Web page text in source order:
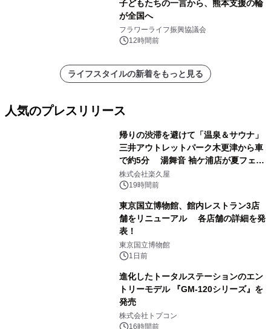
子どもたちの一言から、熊本支援の輪
が全国へ
フラワーライフ振興協議会
12時間前
ライフスタイルの新着をもっと見る
人気のプレスリリース
帰りの渋滞を避けて「温泉＆サウナ」
三井アウトレットパーク木更津から車
で約5分 湯舞音 袖ケ浦店が夏フェア
メニューを提供
株式会社楽久屋
19時間前
東京国立博物館、館内レストラン3店
舗をリニューアル 各店舗の詳細を発
表！
東京国立博物館
1日前
進化したトータルステーションのエン
トリーモデル 『GM-120シリーズ』を
発売
株式会社トプコン
16時間前